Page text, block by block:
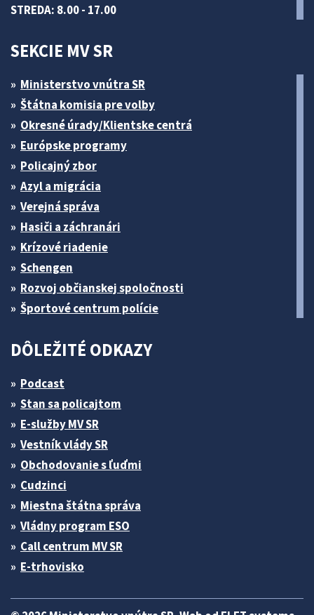
STREDA: 8.00 - 17.00
SEKCIE MV SR
Ministerstvo vnútra SR
Štátna komisia pre volby
Okresné úrady/Klientske centrá
Európske programy
Policajný zbor
Azyl a migrácia
Verejná správa
Hasiči a záchranári
Krízové riadenie
Schengen
Rozvoj občianskej spoločnosti
Športové centrum polície
DÔLEŽITÉ ODKAZY
Podcast
Stan sa policajtom
E-služby MV SR
Vestník vlády SR
Obchodovanie s ľuďmi
Cudzinci
Miestna štátna správa
Vládny program ESO
Call centrum MV SR
E-trhovisko